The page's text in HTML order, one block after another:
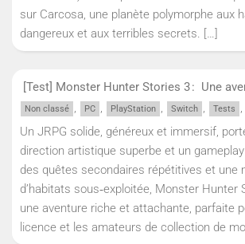
sur Carcosa, une planète polymorphe aux
dangereux et aux terribles secrets. […]
[Test] Monster Hunter Stories 3 : Une
Non classé , PC , PlayStation , Switch , Tests ,
Un JRPG solide, généreux et immersif,
direction artistique superbe et un
des quêtes secondaires répétitives et une
d’habitats sous‑exploitée, Monster Hunter
une aventure riche et attachante, parfaite
licence et les amateurs de collection de